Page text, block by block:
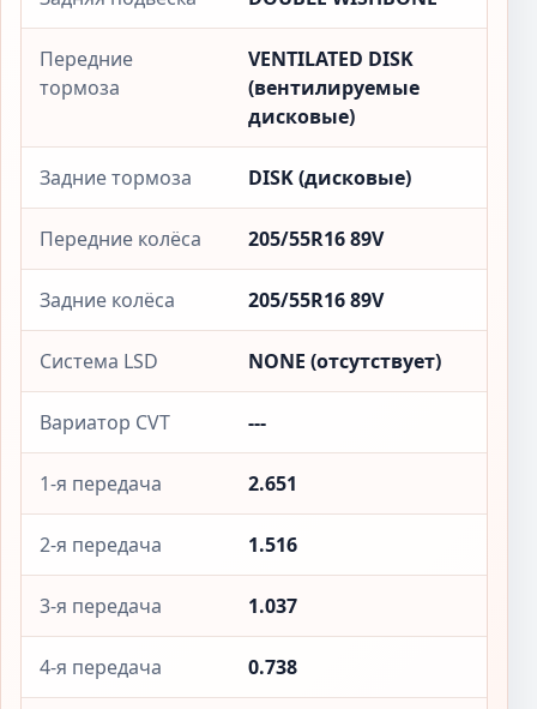
Передние
тормоза
VENTILATED DISK
(вентилируемые
дисковые)
Задние тормоза DISK (дисковые)
Передние колёса 205/55R16 89V
Задние колёса 205/55R16 89V
Система LSD NONE (отсутствует)
Вариатор CVT ---
1-я передача 2.651
2-я передача 1.516
3-я передача 1.037
4-я передача 0.738